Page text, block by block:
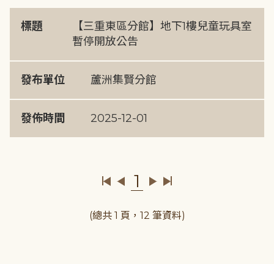
標題
【三重東區分館】地下1樓兒童玩具室
暫停開放公告
發布單位 蘆洲集賢分館
發佈時間 2025-12-01
1
(總共 1 頁，12 筆資料)